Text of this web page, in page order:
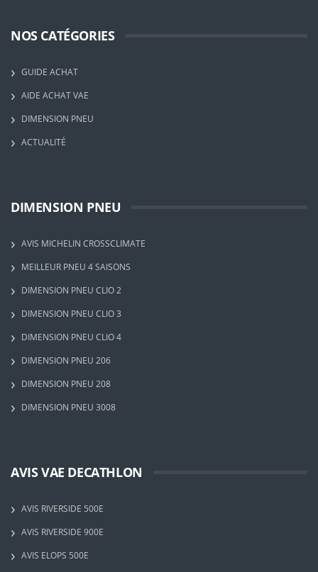
NOS CATÉGORIES
GUIDE ACHAT
AIDE ACHAT VAE
DIMENSION PNEU
ACTUALITÉ
DIMENSION PNEU
AVIS MICHELIN CROSSCLIMATE
MEILLEUR PNEU 4 SAISONS
DIMENSION PNEU CLIO 2
DIMENSION PNEU CLIO 3
DIMENSION PNEU CLIO 4
DIMENSION PNEU 206
DIMENSION PNEU 208
DIMENSION PNEU 3008
AVIS VAE DECATHLON
AVIS RIVERSIDE 500E
AVIS RIVERSIDE 900E
AVIS ELOPS 500E